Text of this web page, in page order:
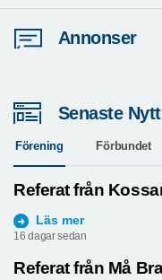
Annonser
Senaste Nytt
Förening Förbundet
Referat från
Läs mer
16 dagar sedan
Referat från Må